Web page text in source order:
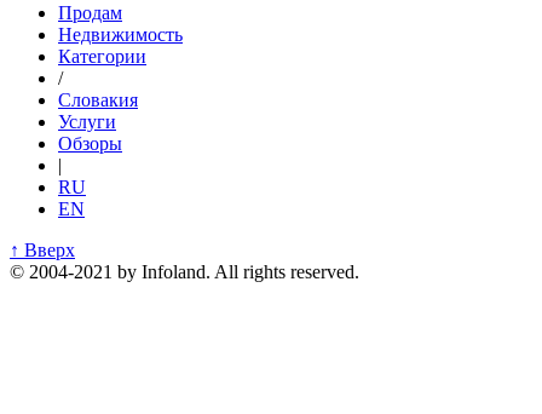
Продам
Недвижимость
Категории
/
Словакия
Услуги
Обзоры
|
RU
EN
↑ Вверх
© 2004-2021 by Infoland. All rights reserved.